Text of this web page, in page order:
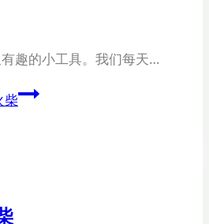
趣的小工具。我们每天…
柴